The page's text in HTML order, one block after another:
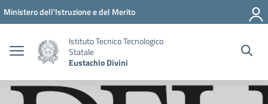
Vai ai contenuti
Vai al menu di navigazione
Vai al footer
Ministero dell'Istruzione e del Merito
Istituto Tecnico Tecnologico
Statale
Eustachio Divini